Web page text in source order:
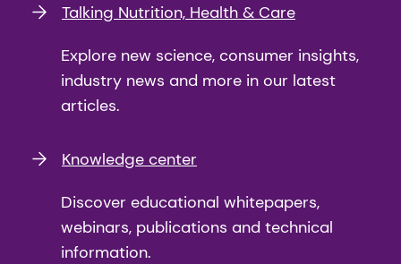
Talking Nutrition, Health & Care
Explore new science, consumer insights,
industry news and more in our latest
articles.
Knowledge center
Discover educational whitepapers,
webinars, publications and technical
information.